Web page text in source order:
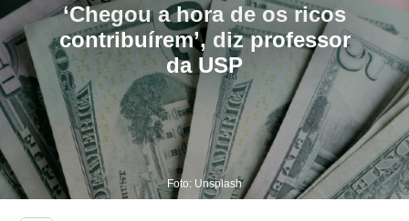
‘Chegou a hora de os ricos
contribuírem’, diz professor
da USP
Foto: Unsplash